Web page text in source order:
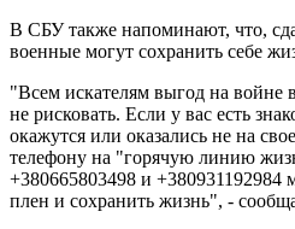
В СБУ также напоминают, что,
военные могут сохранить себе
"Всем искателям выгод на войне
не рисковать. Если у вас есть
окажутся или оказались не на
телефону на "горячую линию
+380665803498 и +380931192984
плен и сохранить жизнь", -